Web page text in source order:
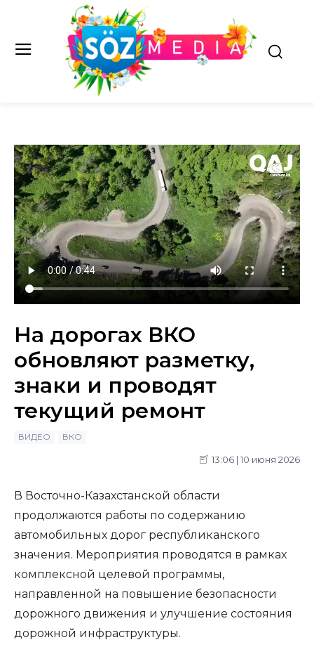
На дорогах ВКО
обновляют разметку,
знаки и проводят
текущий ремонт
ВИДЕО ВКО
13:06 | 10 июня 2026
В Восточно-Казахстанской области
продолжаются работы по содержанию
автомобильных дорог республиканского
значения. Мероприятия проводятся в рамках
комплексной целевой программы,
направленной на повышение безопасности
дорожного движения и улучшение состояния
дорожной инфраструктуры.